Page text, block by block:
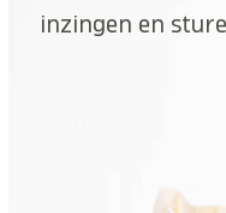
inzingen en